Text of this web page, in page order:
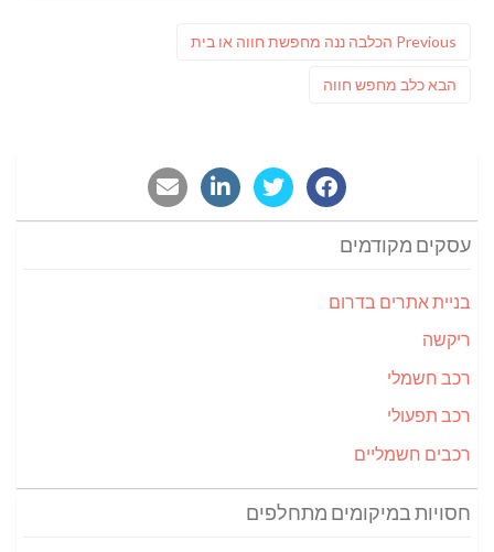
Previous
Previous
הכלבה ננה מחפשת חווה או בית
הבאפוסט
כלב מחפש חווה
עסקים מקודמים
בניית אתרים בדרום
ריקשה
רכב חשמלי
רכב תפעולי
רכבים חשמליים
חסויות במיקומים מתחלפים